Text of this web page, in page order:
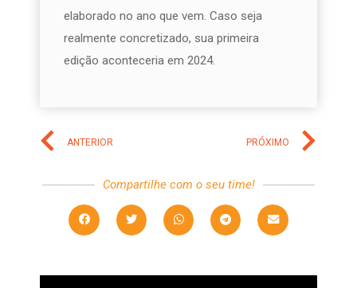
elaborado no ano que vem. Caso seja
realmente concretizado, sua primeira
edição aconteceria em 2024.
ANTERIOR PRÓXIMO
Compartilhe com o seu time!